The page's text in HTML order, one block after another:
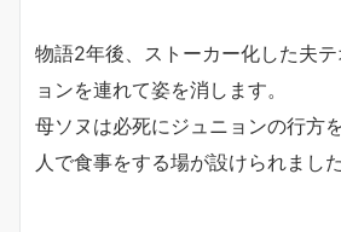
物語2年後、ストーカー化した夫
ョンを連れて姿を消します。
母ソヌは必死にジュニョンの行方
人で食事をする場が設けられました